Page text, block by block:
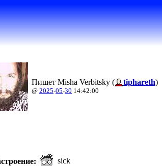
Пишет Misha Verbitsky ( tiphareth)
@ 2025-05-30 14:42:00
sick